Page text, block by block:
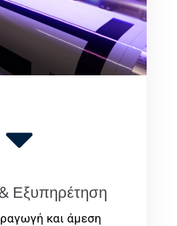
Εξυπηρέτηση
και άμεση